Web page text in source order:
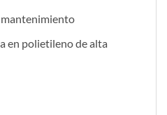
mantenimiento
en polietileno de alta